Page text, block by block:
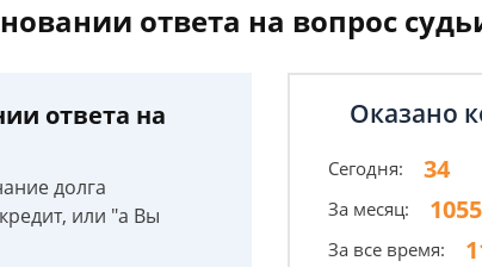
ответа на вопрос
ответа на
долга
или "а Вы
Оказано
Сегодня: 34
За месяц: 1055
За все время: